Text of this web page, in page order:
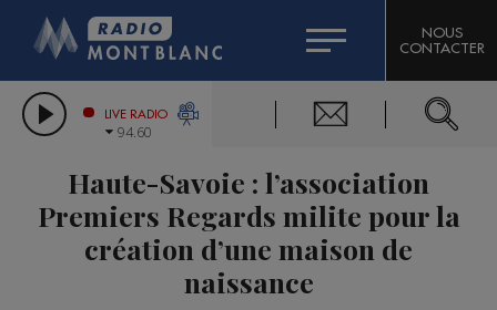
LES CHRONIQUES DE L'EXPERT
CITIZEN MACHINERY
GRAND MASSIF DOMAINES SKIABLES
BIGARD
COMPAGNIE DU MONT-BLANC
NOUS
CONTACTER
LIVE RADIO
94.60
Haute-Savoie : l’association
Premiers Regards milite pour la
création d’une maison de
naissance